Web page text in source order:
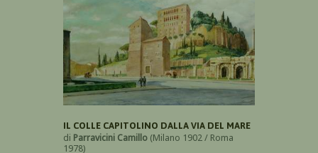
IL COLLE CAPITOLINO DALLA VIA DEL MARE
di Parravicini Camillo (Milano 1902 / Roma
1978)